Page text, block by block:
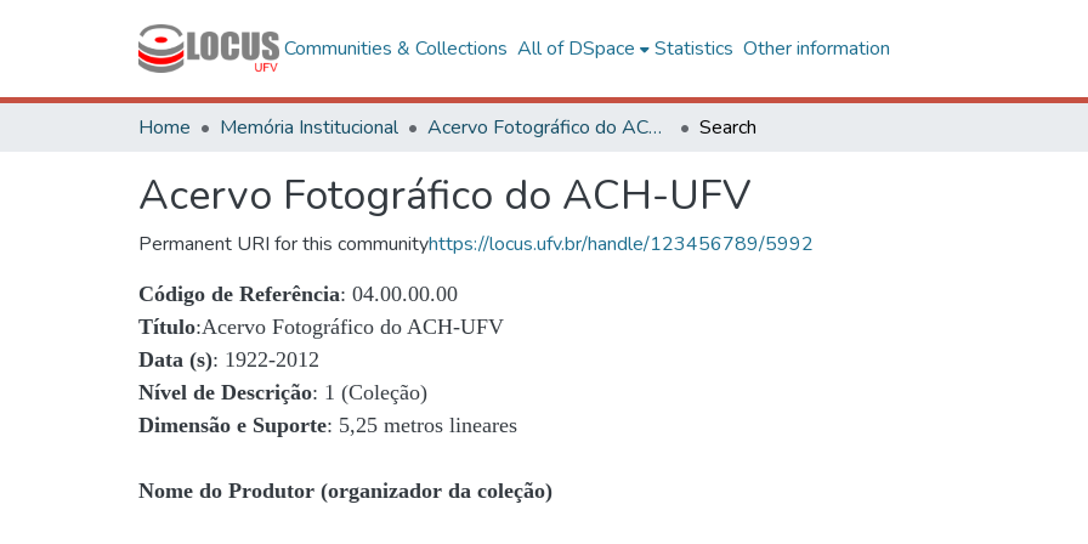
Communities & Collections All of DSpace Statistics Other information
Home Memória Institucional Acervo Fotográfico do ACH-UFV Search
Acervo Fotográfico do ACH-UFV
Permanent URI for this communityhttps://locus.ufv.br/handle/123456789/5992
Código de Referência: 04.00.00.00
Título:Acervo Fotográfico do ACH-UFV
Data (s): 1922-2012
Nível de Descrição: 1 (Coleção)
Dimensão e Suporte: 5,25 metros lineares
Nome do Produtor (organizador da coleção)